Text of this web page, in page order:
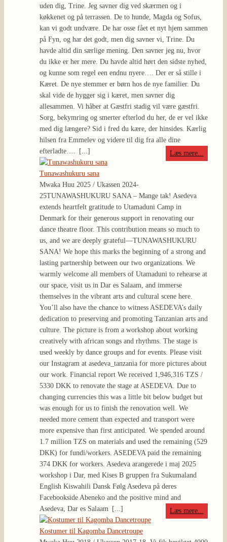
uden dig, Trine. Jeg savner dig ved skærmen og i
køkkenet og på terrassen. De to hunde, Magda og Sofus,
kan vi godt undvære. De har osse fået et nyt hjem sammen
på Fyn, og har det godt, men dig savner vi, Trine. Du
havde altid din særlige mening. Den savner jeg nu, hvor
du ikke er her mere. Du havde altid hørt den sidste nyhed,
og kunne som regel een endnu nyere…. Der er så stille i
Kæret. De nye stemmer er børn hos de nye familier. Du
skal vide de hygger sig i kæret, men savner dig
allesammen. Vi håber at Gæstfri stadig vil være gæstfri.
Sorg, bekymring og smerter efterlod du her, de er vel ikke
med dig længere? Sid i fred du kære, der hinsides. Kærlig
hilsen fra Emmelev og videre til dig fra alle dine
efterladte….
[...] Læs mere...
Tunawashukuru sana
Mwaka Huu 2025 / Ukassen 2024-
25TUNAWASHUKURU SANA – Mange tak! Asedeva
extends heartfelt gratitude to Utamaduni Camp in
Denmark for their generous support in renovating our
dance theatre floor. This contribution means so much to
us, and we are deeply grateful—TUNAWASHUKURU
SANA! We hope this marks the beginning of a strong and
lasting partnership between our two organizations. We
warmly welcome all members of Utamaduni to rehearse at
our space, visit us in Dar es Salaam, and immerse
themselves in the vibrant arts and cultural scene here.
You’ll also have the chance to witness ASEDEVA’s daily
dedication to preserving and promoting Tanzanian arts and
culture. The picture is from a workshop about working
creatively with african songs and rhythms. The stage is
used weekly by dance groups and for events. Please visit
our Instagram at asedeva_tanzania for more pictures about
our work. Financial report We received 1,946,316 TZS /
5330 DKK to renovate the stage at ASEDEVA. Due to
changing currencies this was a little bit below budget but
was enough for us to finish the renovation well. We
needed more cement than expected and transport were
more expensive than first anticipated. We spended around
1.7 million TZS on materials and used the remaining (529
DKK) for fundi/workers. ASEDEVA paid the remaining
374 DKK for workers. Asedeva arangerede i maj 2025
workshop i Dar, med Kises B gruppen fra Sukumaland
English Kiswahili Dansk Følg Asedeva på deres
Facebookside Abeneko and the positive mind and
Asedeva, Dar es Salaam [...] Læs mere...
Kostumer til Kagomba Dancetroupe